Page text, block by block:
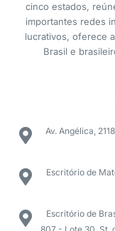
cinco estados,
importantes redes
lucrativos, oferece
Brasil e
Av. Angélica,
Escritório de
Escritório de